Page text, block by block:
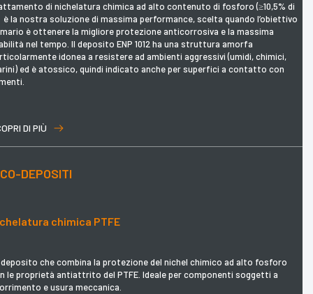
di nichelatura chimica ad alto contenuto di fosforo (≥10,5% di
è la nostra soluzione di massima performance, scelta quando l’obiettivo
è ottenere la migliore protezione anticorrosiva e la massima
nel tempo. Il deposito ENP 1012 ha una struttura amorfa
idonea a resistere ad ambienti aggressivi (umidi, chimici,
ed è atossico, quindi indicato anche per superfici a contatto con
DI PIÙ
CO-DEPOSITI
chimica PTFE
che combina la protezione del nichel chimico ad alto fosforo
le proprietà antiattrito del PTFE. Ideale per componenti soggetti a
e usura meccanica.